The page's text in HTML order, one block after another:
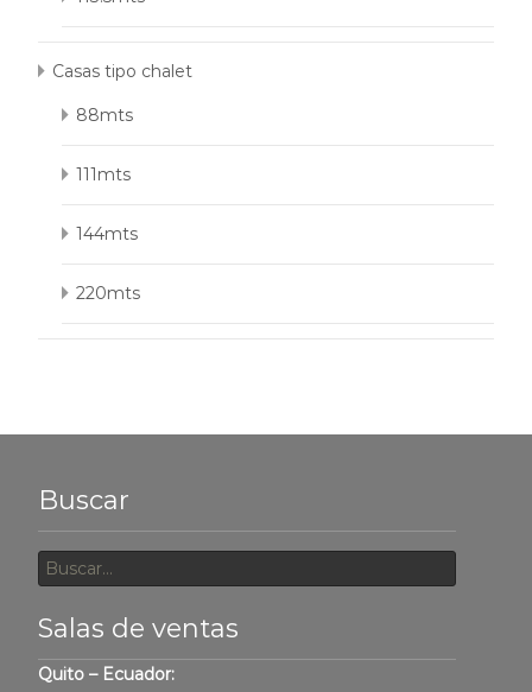
Casas tipo chalet
88mts
111mts
144mts
220mts
Buscar
por:
Salas de ventas
Quito – Ecuador: